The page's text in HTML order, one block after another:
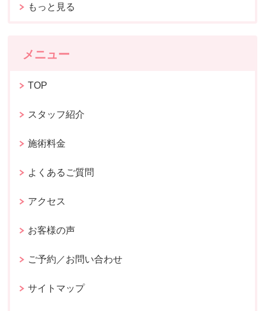
もっと見る
メニュー
TOP
スタッフ紹介
施術料金
よくあるご質問
アクセス
お客様の声
ご予約／お問い合わせ
サイトマップ